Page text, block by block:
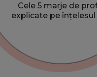
Cele 5 marje de
explicate pe